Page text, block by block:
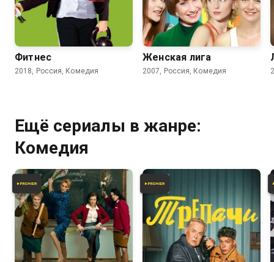
Фитнес
2018, Россия, Комедия
4.2 3.7
Женская лига
2007, Россия, Комедия
Ещё сериалы в жанре:
Комедия